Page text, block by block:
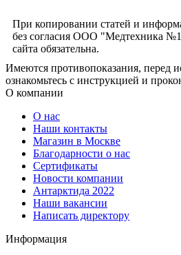
При копировании статей и
без согласия ООО "Медтехника
сайта обязательна.
Имеются противопоказания, перед
ознакомьтесь с инструкцией и
О компании
О нас
Наши контакты
Магазин в Москве
Благодарности о нас
Сертификаты
Новости компании
Антарктида 2022
Наши вакансии
Написать директору
Информация